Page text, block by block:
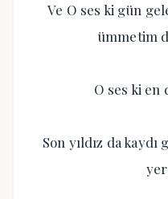
Ve O ses ki gün
ümmetim
O ses ki en
Son yıldız da